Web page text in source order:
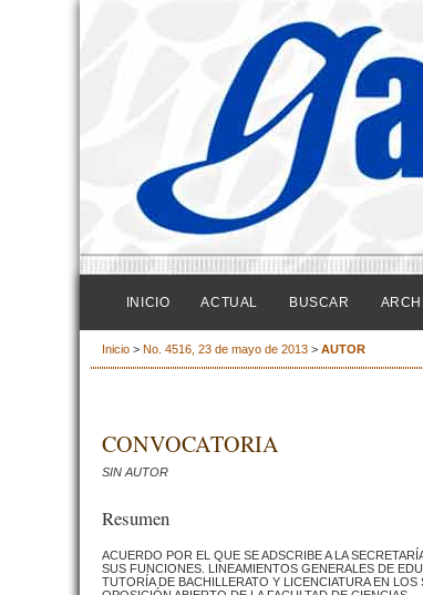
INICIO ACTUAL BUSCAR
Inicio > No. 4516, 23 de mayo de 2013 > AUTOR
CONVOCATORIA
SIN AUTOR
Resumen
ACUERDO POR EL QUE SE ADSCRIBE A LA
SUS FUNCIONES. LINEAMIENTOS GENERALES DE
TUTORÍA DE BACHILLERATO Y LICENCIATURA EN